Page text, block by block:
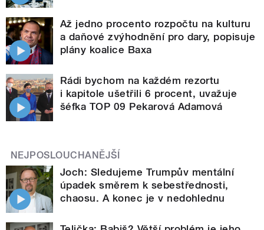
Až jedno procento rozpočtu na kulturu
a daňové zvýhodnění pro dary, popisuje
plány koalice Baxa
Rádi bychom na každém rezortu
i kapitole ušetřili 6 procent, uvažuje
šéfka TOP 09 Pekarová Adamová
NEJPOSLOUCHANĚJŠÍ
Joch: Sledujeme Trumpův mentální
úpadek směrem k sebestřednosti,
chaosu. A konec je v nedohlednu